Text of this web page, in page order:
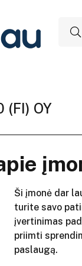
(FI) OY
Ši įmonė dar
turite savo
įvertinimas
priimti
paslaugą.